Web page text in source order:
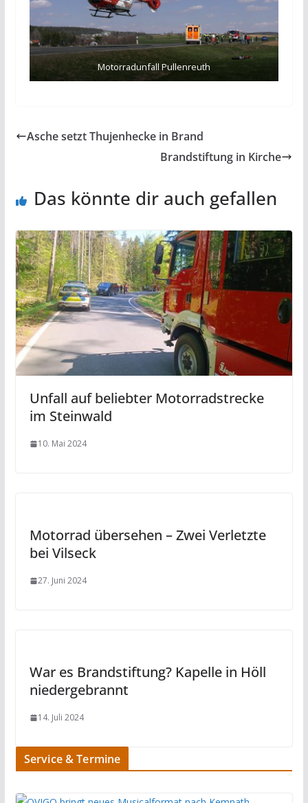
Motorradunfall Pullenreuth
Asche setzt Thujenhecke in Brand
Brandstiftung in Kirche
Das könnte dir auch gefallen
Unfall auf beliebter Motorradstrecke
im Steinwald
10. Mai 2024
Motorrad übersehen – Zwei Verletzte
bei Vilseck
27. Juni 2024
War es Brandstiftung? Kapelle in Höll
niedergebrannt
14. Juli 2024
Service & Termine